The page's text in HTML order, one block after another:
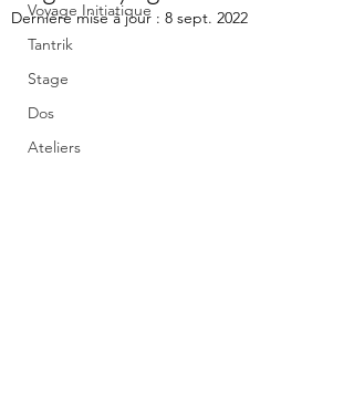
Voyage Initiatique
Tantrik
Stage
Dos
Ateliers
Dernière mise à jour : 8 sept. 2022